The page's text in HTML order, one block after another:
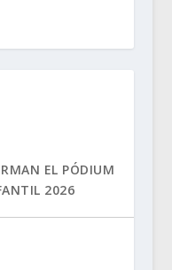
EL PÓDIUM
2026